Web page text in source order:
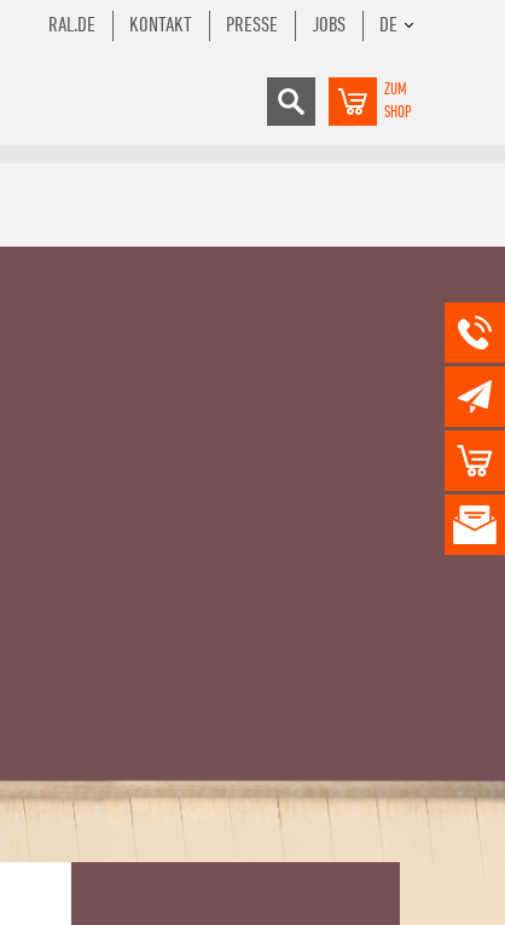
RAL.DE KONTAKT PRESSE JOBS DE
ZUM
SHOP